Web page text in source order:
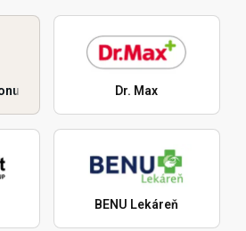
Dr. Max
BENU Lekáreň